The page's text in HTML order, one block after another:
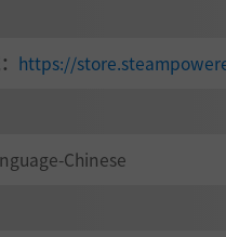
https://
Chinese